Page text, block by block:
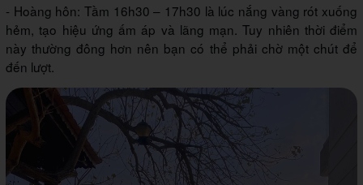
- Hoàng hôn: Tầm 16h30 – 17h30 là lúc nắng vàng rót xuống
hẻm, tạo hiệu ứng ấm áp và lãng mạn. Tuy nhiên thời điểm
này thường đông hơn nên bạn có thể phải chờ một chút để
đến lượt.